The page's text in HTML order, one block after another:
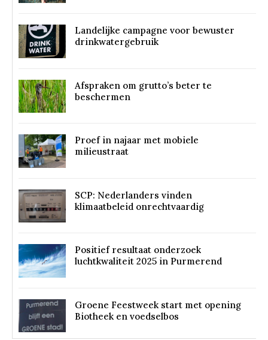
Landelijke campagne voor bewuster
drinkwatergebruik
Afspraken om grutto’s beter te
beschermen
Proef in najaar met mobiele
milieustraat
SCP: Nederlanders vinden
klimaatbeleid onrechtvaardig
Positief resultaat onderzoek
luchtkwaliteit 2025 in Purmerend
Groene Feestweek start met opening
Biotheek en voedselbos